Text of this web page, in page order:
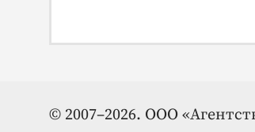
© 2007–2026. ООО